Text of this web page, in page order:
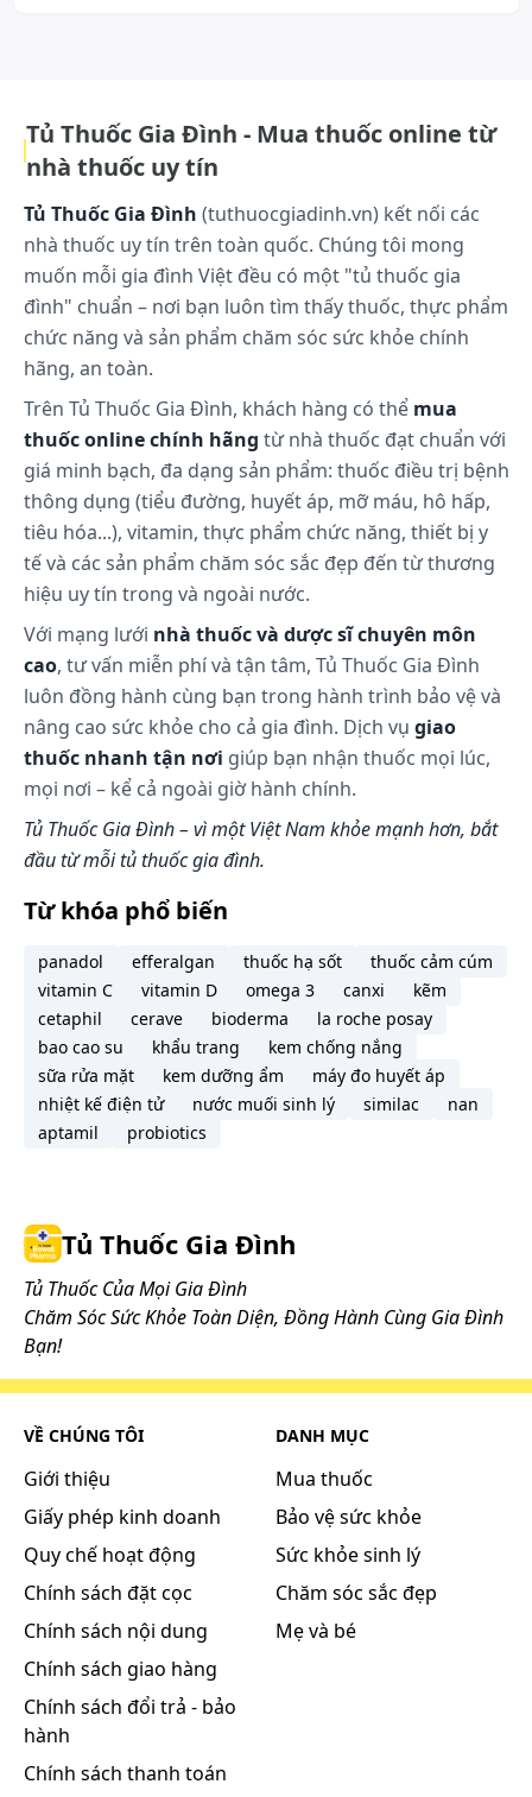
(ngứa, đỏ bừng mặt, nổi ban), tăng enzym gan
(ALAT, ASAT, viêm gan), tăng triglycerid, giảm thính
giác, viêm mũi dị ứng, giảm lượng nước mắt (cần
xem xét khi sử dụng kính sát tròng).
Các trường hợp riêng lẻ: Viêm kết mạc, thuốc chẹn
β có thể làm bệnh vảy nến khởi phát hoặc nặng
thêm, gây ra ban dụng vảy nến, rụng tóc.
Quá liều và cách xử trí: Nếu quá liều, triệu chứng có
thể bao gồm nhịp tim chậm, hạ huyết áp, hoặc suy
điều trị triệu chứng.
Ảnh hưởng của thuốc lên khả năng lái xe và vận
hành máy móc: Viên nén Haiblok 5mg có thể ảnh
hưởng đến khả năng lái xe và vận hành máy móc,
đặc biệt khi bắt đầu điều trị, khi thay đổi liều hoặc
dùng cùng với rượu.
Sử dụng thuốc cho phụ nữ trong thời kỳ mang thai
và cho con bú:
Phụ nữ có thai: Bisoprolol có thể gây tác dụng có
hại cho phụ nữ mang thai và/hoặc thai nhi. Nên
tránh sử dụng thuốc trong thời kỳ mang thai trừ
khi thật cần thiết. Theo dõi lưu lượng máu tử cung –
nhau và tăng trưởng thai là cần thiết.
hay không. Không nên cho con bú trong khi đang
dùng bisoprolol.
Những lưu ý khi sử dụng:
Thận trọng khi dùng thuốc
Thuốc phải được dùng thận trọng trong các
trường hợp co thắt phế quản, điều trị đồng thời
với thuốc gây mê dạng hít, đái tháo đường, nhịn
đói hoàn toàn, đang điều trị giải mẫn cảm, bloc
nhĩ – thất độ 1, đau thắt ngực Prinzmetal, bệnh
tắc nghẽn động mạch ngoại biên.
Phối hợp không được khuyến cáo: Chất đối
kháng calci, clonidin, chất ức chế MAO (trừ các
chất ức chế MAO -β).
Phối hợp cần thận trọng: Các thuốc chống loạn
nhịp nhóm I (disopyramid, quinidin), nhóm III
thuốc chẹn B khác, insulin, các thuốc trị đái tháo
đường, thuốc gây mê, glucosid digitalis, dẫn
xuất ergotamin, thuốc giống giao cảm, thuốc
chống trầm cảm 3 vòng, barbiturat,
phenothiazolin, thuốc trị tăng huyết áp khác,
rifampicin.
Cách bảo quản:
Bảo quản ở nơi khô, thoáng mát, dưới 30°C.
Tủ Thuốc Gia Đình - Mua thuốc online từ
nhà thuốc uy tín
Tủ Thuốc Gia Đình (tuthuocgiadinh.vn) kết nối các
nhà thuốc uy tín trên toàn quốc. Chúng tôi mong
muốn mỗi gia đình Việt đều có một "tủ thuốc gia
đình" chuẩn – nơi bạn luôn tìm thấy thuốc, thực phẩm
chức năng và sản phẩm chăm sóc sức khỏe chính
hãng, an toàn.
Trên Tủ Thuốc Gia Đình, khách hàng có thể mua
thuốc online chính hãng từ nhà thuốc đạt chuẩn với
giá minh bạch, đa dạng sản phẩm: thuốc điều trị bệnh
thông dụng (tiểu đường, huyết áp, mỡ máu, hô hấp,
tiêu hóa...), vitamin, thực phẩm chức năng, thiết bị y
tế và các sản phẩm chăm sóc sắc đẹp đến từ thương
hiệu uy tín trong và ngoài nước.
Với mạng lưới nhà thuốc và dược sĩ chuyên môn
cao, tư vấn miễn phí và tận tâm, Tủ Thuốc Gia Đình
luôn đồng hành cùng bạn trong hành trình bảo vệ và
nâng cao sức khỏe cho cả gia đình. Dịch vụ giao
thuốc nhanh tận nơi giúp bạn nhận thuốc mọi lúc,
mọi nơi – kể cả ngoài giờ hành chính.
Tủ Thuốc Gia Đình – vì một Việt Nam khỏe mạnh hơn, bắt
đầu từ mỗi tủ thuốc gia đình.
Từ khóa phổ biến
panadol efferalgan thuốc hạ sốt
thuốc cảm cúm
vitamin C
vitamin D omega 3 canxi
kẽm
cetaphil
cerave bioderma
la roche posay
bao cao su
khẩu trang
kem chống nắng
sữa rửa mặt
kem dưỡng ẩm
máy đo huyết áp
nhiệt kế điện tử
nước muối sinh lý similac
nan
aptamil
probiotics
Tủ Thuốc Gia Đình
Tủ Thuốc Của Mọi Gia Đình
Chăm Sóc Sức Khỏe Toàn Diện, Đồng Hành Cùng Gia Đình
Bạn!
VỀ CHÚNG TÔI
Giới thiệu
Giấy phép kinh doanh
Quy chế hoạt động
Chính sách đặt cọc
Chính sách nội dung
Chính sách giao hàng
Chính sách đổi trả - bảo
hành
Chính sách thanh toán
DANH MỤC
Mua thuốc
Bảo vệ sức khỏe
Sức khỏe sinh lý
Chăm sóc sắc đẹp
Mẹ và bé